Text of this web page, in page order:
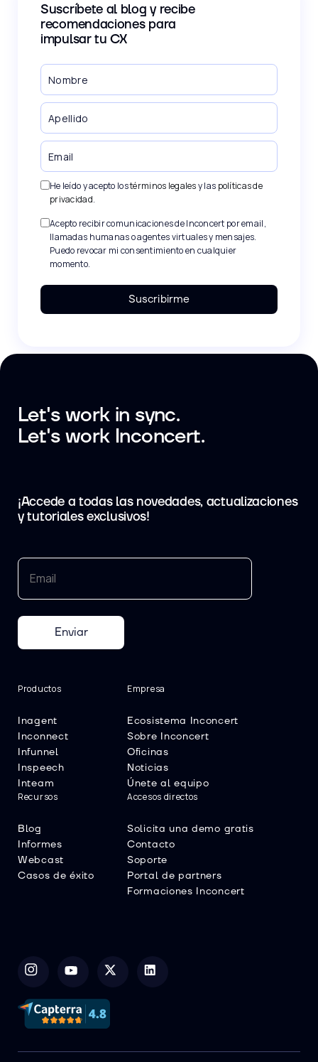
Suscríbete al blog y recibe
recomendaciones para
impulsar tu CX
He leído y acepto lostérminos legalesy las políticas de
privacidad.
Acepto recibir comunicaciones de Inconcert por email,
llamadas humanas o agentes virtuales y mensajes.
Puedo revocar mi consentimiento en cualquier
momento.
Suscribirme
Let's work in sync.
Let's work Inconcert.
¡Accede a todas las novedades, actualizaciones
y tutoriales exclusivos!
Enviar
Productos
Inagent
Inconnect
Infunnel
Inspeech
Inteam
Empresa
Ecosistema Inconcert
Sobre Inconcert
Oficinas
Noticias
Únete al equipo
Recursos
Blog
Informes
Webcast
Casos de éxito
Accesos directos
Solicita una demo gratis
Contacto
Soporte
Portal de partners
Formaciones Inconcert